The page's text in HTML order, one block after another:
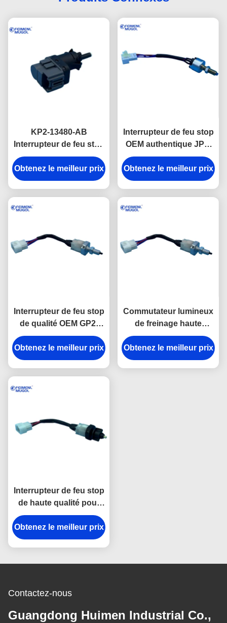
KP2-13480-AB
Interrupteur de feu stop
de remplacement de
qualité supérieure OEM
pour Yuhu 5 & Teshun
les spécifications
Obtenez le meilleur prix
Interrupteur de feu stop
OEM authentique JP1-
13480-AA pour New
Baodian & Yuhu 3,
conçu pour une
précise du feu stop.
Obtenez le meilleur prix
Interrupteur de feu stop
de qualité OEM GP2-
13480-AA pour les
modèles Yusheng,
Yuhu et Baodian,
composants internes de
fonctionnement en
douceur et une forte
Obtenez le meilleur prix
Commutateur lumineux
de freinage haute
performance DN1-
13480-AA compatible
avec les véhicules
Obtenez le meilleur prix
Interrupteur de feu stop
de haute qualité pour
Ford Transit Euro 4,
CN6C15-13480AB OEM
Professionnel Type
fonctionnement stable.
Obtenez le meilleur prix
Contactez-nous
Guangdong Huimen Industrial Co.,